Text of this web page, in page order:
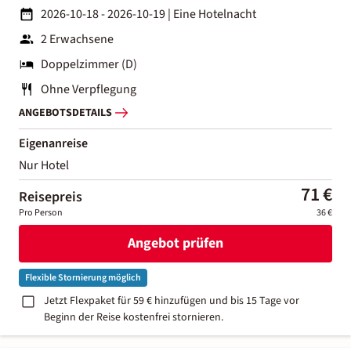
2026-10-18 - 2026-10-19| Eine Hotelnacht
2 Erwachsene
Doppelzimmer (D)
Ohne Verpflegung
ANGEBOTSDETAILS
Eigenanreise
Nur Hotel
Reisepreis 71 €
Pro Person 36 €
Angebot prüfen
Flexible Stornierung möglich
Jetzt Flexpaket für 59 € hinzufügen und bis 15 Tage vor
Beginn der Reise kostenfrei stornieren.